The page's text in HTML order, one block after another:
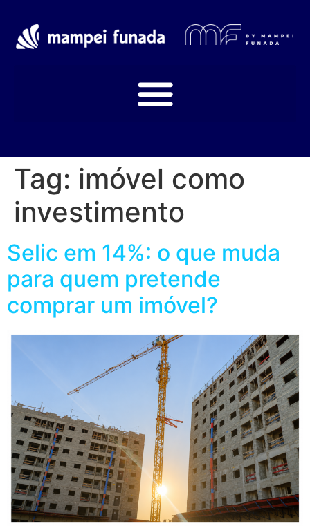
Tag: imóvel como
investimento
Selic em 14%: o que muda
para quem pretende
comprar um imóvel?